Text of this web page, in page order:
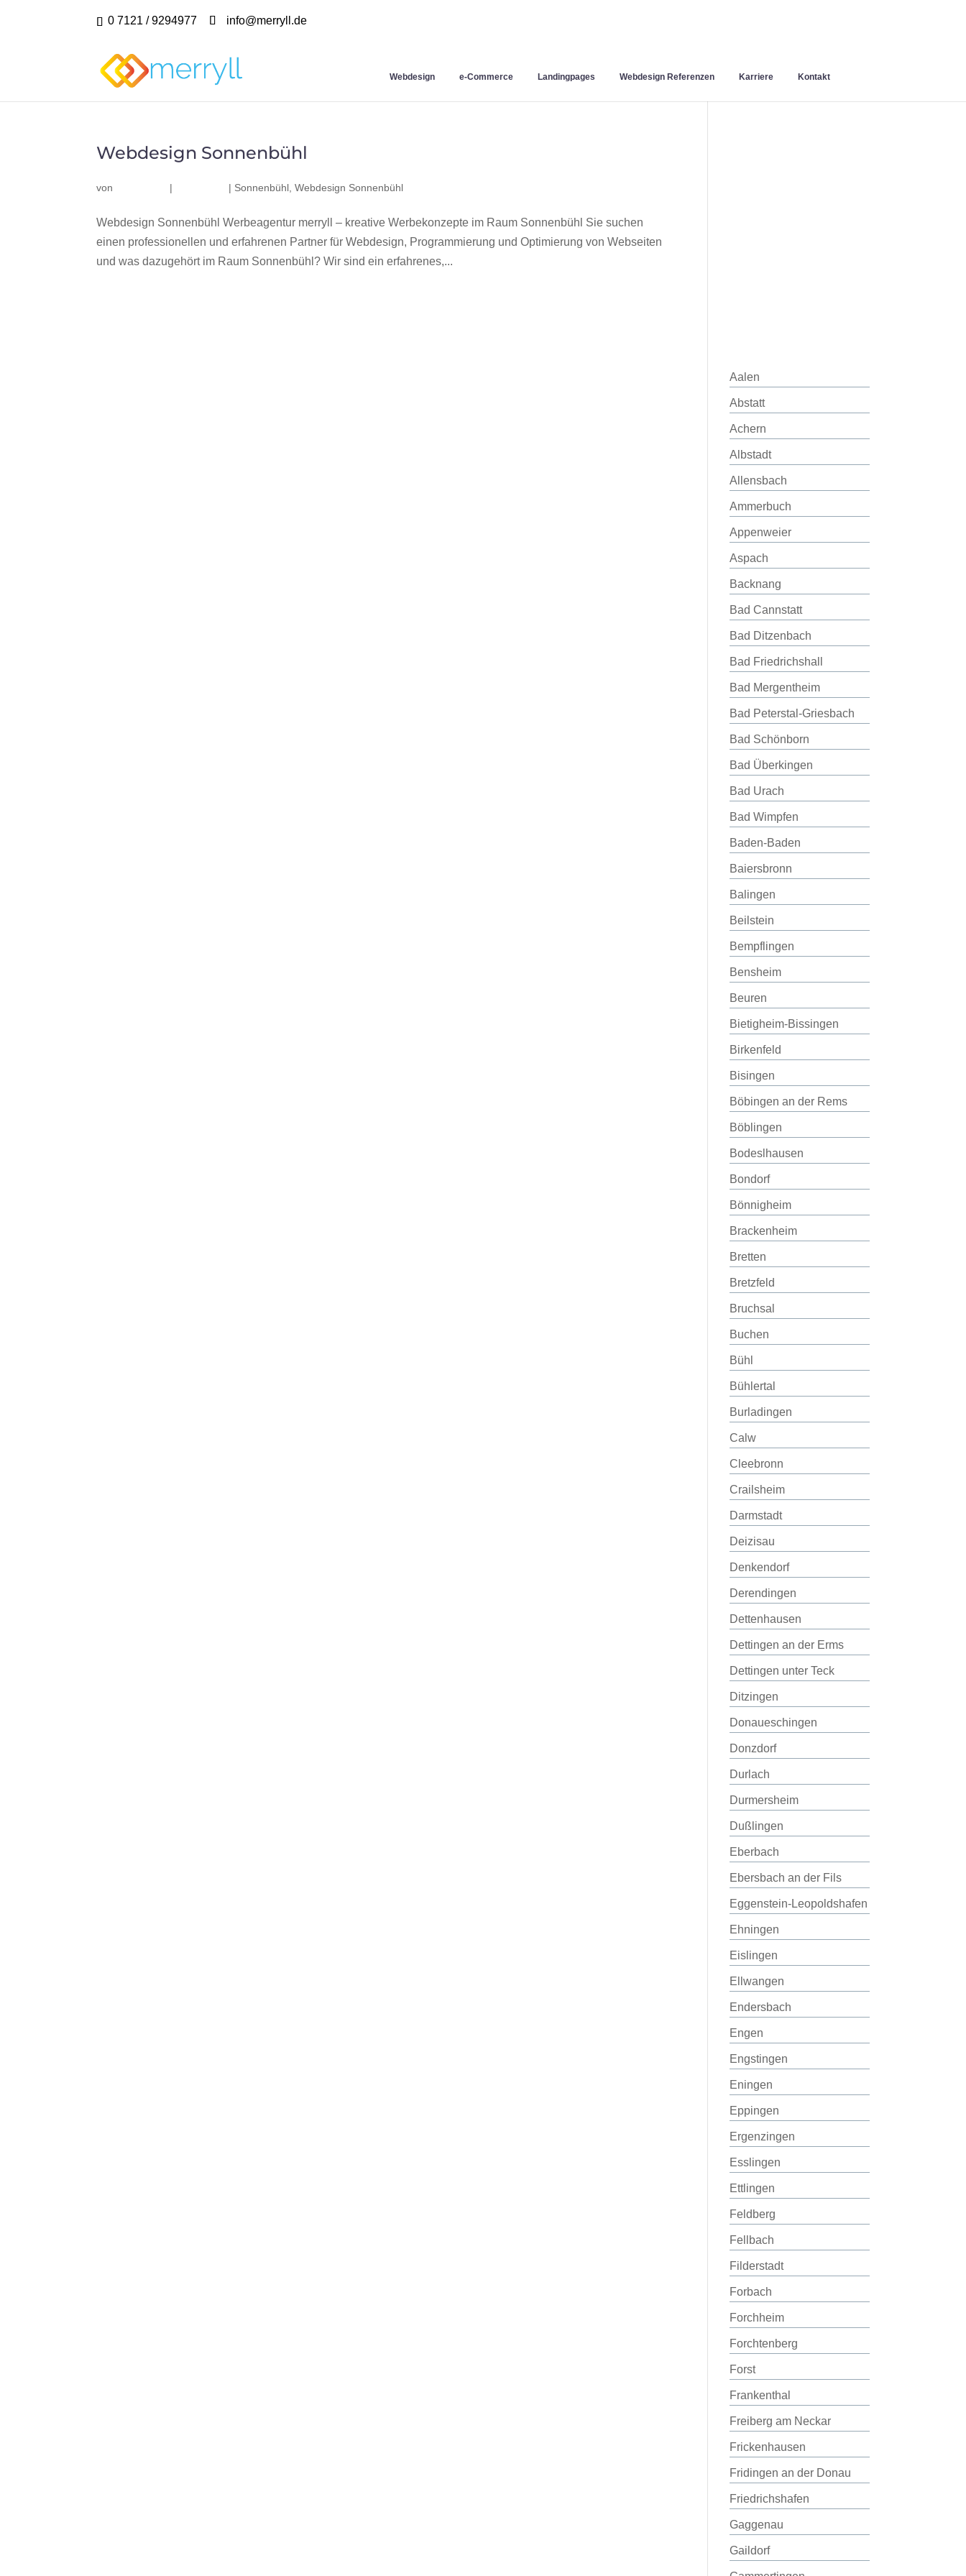
0 7121 / 9294977 info@merryll.de
Webdesign e-Commerce Landingpages Webdesign Referenzen Karriere Kontakt
Webdesign Sonnenbühl
von | | Sonnenbühl ,Webdesign Sonnenbühl
Webdesign Sonnenbühl Werbeagentur merryll – kreative Werbekonzepte im Raum Sonnenbühl Sie suchen
einen professionellen und erfahrenen Partner für Webdesign, Programmierung und Optimierung von Webseiten
und was dazugehört im Raum Sonnenbühl? Wir sind ein erfahrenes,...
Aalen
Abstatt
Achern
Albstadt
Allensbach
Ammerbuch
Appenweier
Aspach
Backnang
Bad Cannstatt
Bad Ditzenbach
Bad Friedrichshall
Bad Mergentheim
Bad Peterstal-Griesbach
Bad Schönborn
Bad Überkingen
Bad Urach
Bad Wimpfen
Baden-Baden
Baiersbronn
Balingen
Beilstein
Bempflingen
Bensheim
Beuren
Bietigheim-Bissingen
Birkenfeld
Bisingen
Böbingen an der Rems
Böblingen
Bodeslhausen
Bondorf
Bönnigheim
Brackenheim
Bretten
Bretzfeld
Bruchsal
Buchen
Bühl
Bühlertal
Burladingen
Calw
Cleebronn
Crailsheim
Darmstadt
Deizisau
Denkendorf
Derendingen
Dettenhausen
Dettingen an der Erms
Dettingen unter Teck
Ditzingen
Donaueschingen
Donzdorf
Durlach
Durmersheim
Dußlingen
Eberbach
Ebersbach an der Fils
Eggenstein-Leopoldshafen
Ehningen
Eislingen
Ellwangen
Endersbach
Engen
Engstingen
Eningen
Eppingen
Ergenzingen
Esslingen
Ettlingen
Feldberg
Fellbach
Filderstadt
Forbach
Forchheim
Forchtenberg
Forst
Frankenthal
Freiberg am Neckar
Frickenhausen
Fridingen an der Donau
Friedrichshafen
Gaggenau
Gaildorf